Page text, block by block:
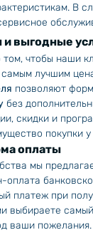
В
выгодные
чтобы наши
самым лучшим
позволяют
без
скидки и
покупки у
оплаты
мы
оплата
платеж при
выбираете
ваши пожелания.